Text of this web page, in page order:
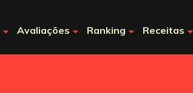
Avaliações Ranking Receitas